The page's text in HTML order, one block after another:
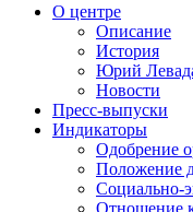
О центре
Описание
История
Юрий
Новости
Пресс-выпуски
Индикаторы
Одобрение
Положение
Социально-
Отношение